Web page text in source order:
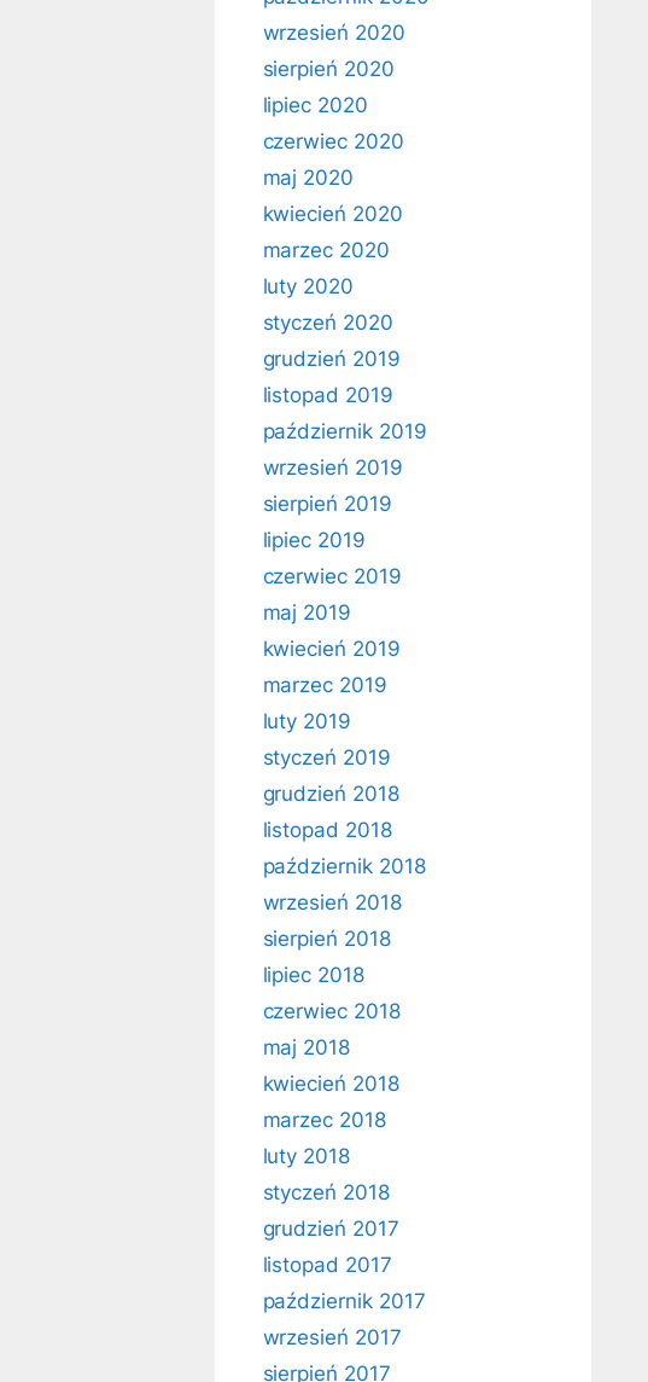
wrzesień 2020
sierpień 2020
lipiec 2020
czerwiec 2020
maj 2020
kwiecień 2020
marzec 2020
luty 2020
styczeń 2020
grudzień 2019
listopad 2019
październik 2019
wrzesień 2019
sierpień 2019
lipiec 2019
czerwiec 2019
maj 2019
kwiecień 2019
marzec 2019
luty 2019
styczeń 2019
grudzień 2018
listopad 2018
październik 2018
wrzesień 2018
sierpień 2018
lipiec 2018
czerwiec 2018
maj 2018
kwiecień 2018
marzec 2018
luty 2018
styczeń 2018
grudzień 2017
listopad 2017
październik 2017
wrzesień 2017
sierpień 2017